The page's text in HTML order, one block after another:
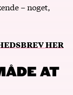
– noget,
HER
AT